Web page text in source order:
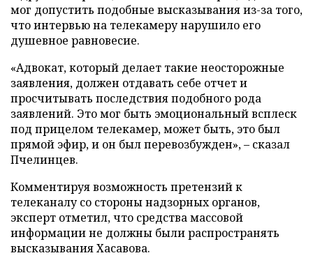
мог допустить подобные высказывания из-за того,
что интервью на телекамеру нарушило его
душевное равновесие.
«Адвокат, который делает такие неосторожные
заявления, должен отдавать себе отчет и
просчитывать последствия подобного рода
заявлений. Это мог быть эмоциональный всплеск
под прицелом телекамер, может быть, это был
прямой эфир, и он был перевозбужден», – сказал
Пчелинцев.
Комментируя возможность претензий к
телеканалу со стороны надзорных органов,
эксперт отметил, что средства массовой
информации не должны были распространять
высказывания Хасавова.